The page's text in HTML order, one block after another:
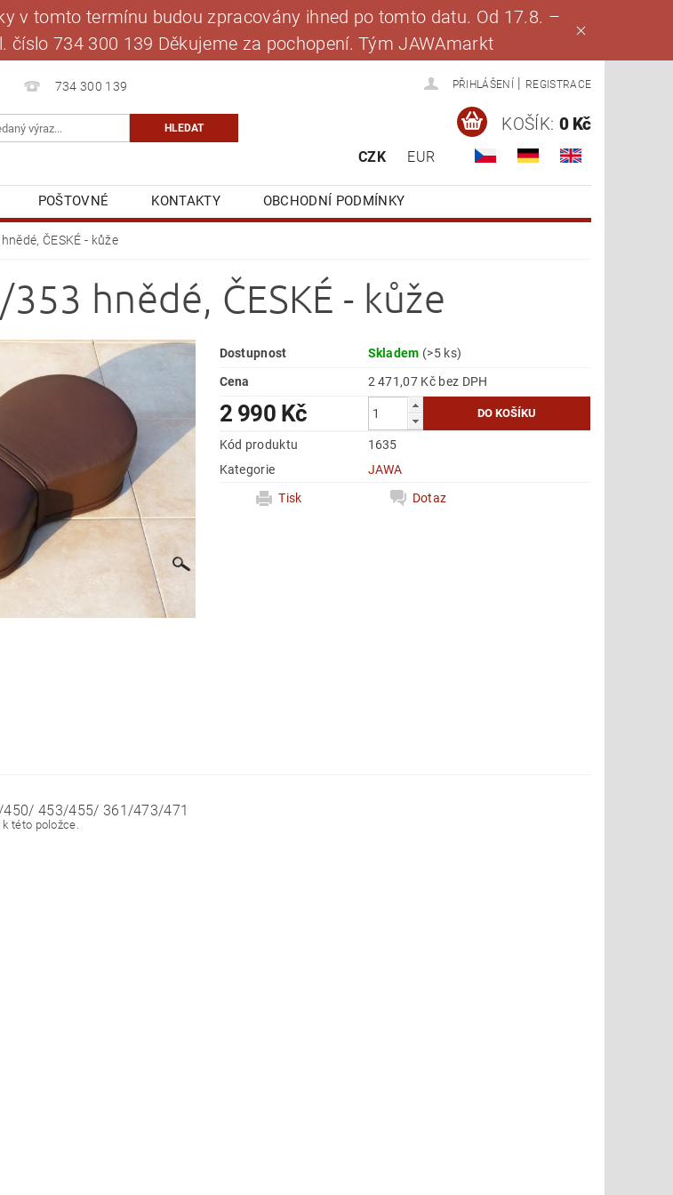
v tomto termínu budou zpracovány ihned po tomto datu. Od 17.8. –
734 300 139 Děkujeme za pochopení. Tým JAWAmarkt
734 300 139 PŘIHLÁŠENÍ REGISTRACE
CZK EUR
KOŠÍK: 0 Kč
POŠTOVNÉ KONTAKTY
OBCHODNÍ PODMÍNKY
ČESKÉ - kůže
hnědé, ČESKÉ - kůže
Dostupnost Skladem (>5 ks)
Cena
2 471,07 Kč bez DPH
2 990 Kč
Kód produktu
1635
Kategorie
JAWA
Tisk
Dotaz
453/455/ 361/473/471
této položce.